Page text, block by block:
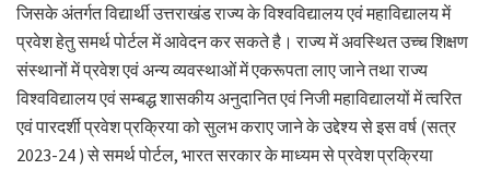
जिसके अंतर्गत विद्यार्थी उत्तराखंड राज्य के विश्वविद्यालय एवं महाविद्यालय में
प्रवेश हेतु समर्थ पोर्टल में आवेदन कर सकते है। राज्य में अवस्थित उच्च शिक्षण
संस्थानों में प्रवेश एवं अन्य व्यवस्थाओं में एकरूपता लाए जाने तथा राज्य
विश्वविद्यालय एवं सम्बद्ध शासकीय अनुदानित एवं निजी महाविद्यालयों में त्वरित
एवं पारदर्शी प्रवेश प्रक्रिया को सुलभ कराए जाने के उद्देश्य से इस वर्ष (सत्र
2023-24 ) से समर्थ पोर्टल, भारत सरकार के माध्यम से प्रवेश प्रक्रिया